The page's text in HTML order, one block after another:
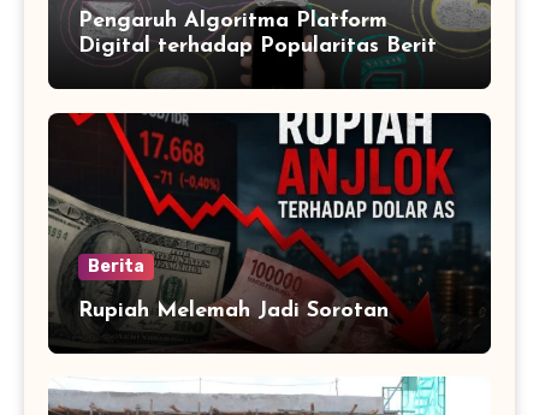
Pengaruh Algoritma Platform
Digital terhadap Popularitas Berita
Trending Harian
Berita
Rupiah Melemah Jadi Sorotan